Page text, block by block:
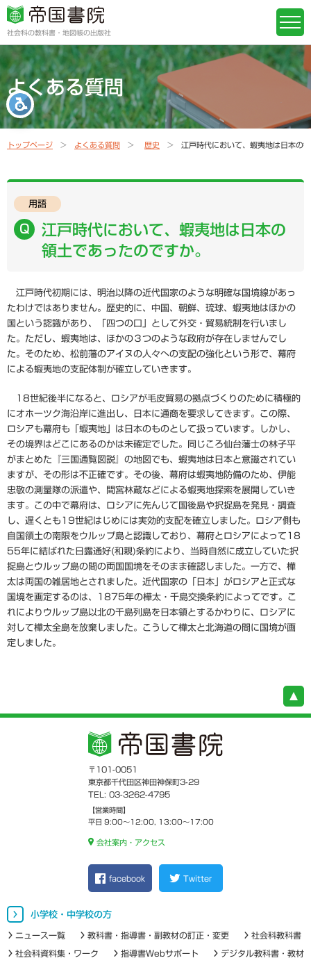
社会科の教科書・地図帳の出版社
よくある質問
トップページ よくある質問 歴史 江戸時代において、蝦夷地は日本の
用語
江戸時代において、蝦夷地は日本の
領土であったのですか。
江戸時代初期には、明治以降の近代国家のような明確な国境線があっ
たわけではありません。歴史的に、中国、朝鮮、琉球、蝦夷地はほかの
国という認識があり、「四つの口」として外交・貿易統制を行いまし
た。ただし、蝦夷地は、ほかの３つのような政府が存在しませんでし
た。そのため、松前藩のアイヌの人々への支配の強化という形で、幕府
による蝦夷地の支配体制が確立していきます。
18世紀後半になると、ロシアが毛皮貿易の拠点づくりのために積極的
にオホーツク海沿岸に進出し、日本に通商を要求してきます。この際、
ロシアも幕府も「蝦夷地」は日本のものとして扱っています。しかし、
その境界はどこにあるのかは未確定でした。同じころ仙台藩士の林子平
がまとめた『三国通覧図説』の地図でも、蝦夷地は日本と意識されてい
ますが、その形は不正確です。その後、幕府は蝦夷地防備のため、伊能
忠敬の測量隊の派遣や、間宮林蔵などによる蝦夷地探索を展開していき
ます。この中で幕府は、ロシアに先んじて国後島や択捉島を発見・調査
し、遅くとも19世紀はじめには実効的支配を確立しました。ロシア側も
自国領土の南限をウルップ島と認識しており、幕府とロシアによって18
55年に結ばれた日露通好(和親)条約により、当時自然に成立していた択
捉島とウルップ島の間の両国国境をそのまま確認しました。一方で、樺
太は両国の雑居地とされました。近代国家の「日本」がロシアと正式な
国境を画定するのは、1875年の樺太・千島交換条約によってです。こ
れによりウルップ島以北の千島列島を日本領とするかわりに、ロシアに
対して樺太全島を放棄しました。こうして樺太と北海道の間に国境が画
定しました。
〒101-0051
東京都千代田区神田神保町3-29
TEL: 03-3262-4795
【営業時間】
平日 9:00～12:00, 13:00～17:00
会社案内・アクセス
facebook Twitter
小学校・中学校の方
ニュース一覧 教科書・指導書・副教材の訂正・変更 社会科教科書
社会科資料集・ワーク 指導書Webサポート デジタル教科書・教材